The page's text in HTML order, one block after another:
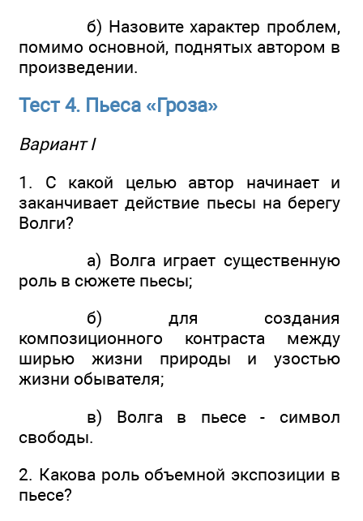
б) Назовите характер проблем,
помимо основной, поднятых автором в
произведении.
Тест 4. Пьеса «Гроза»
Вариант I
1. С какой целью автор начинает и
заканчивает действие пьесы на берегу
Волги?
а) Волга играет существенную
роль в сюжете пьесы;
б) для создания
композиционного контраста между
ширью жизни природы и узостью
жизни обывателя;
в) Волга в пьесе - символ
свободы.
2. Какова роль объемной экспозиции в
пьесе?